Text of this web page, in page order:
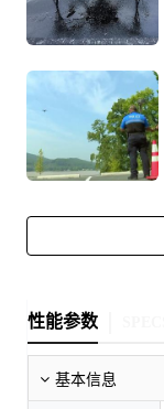
性能参数
基本信息